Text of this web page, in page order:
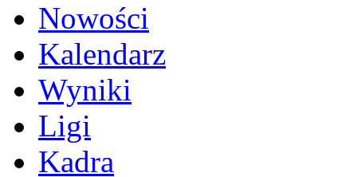
Nowości
Kalendarz
Wyniki
Ligi
Kadra